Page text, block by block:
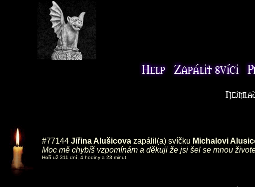
#77144 Jiřina Alušicova zapálil(a) svíčku Michalovi
Moc mě chybíš vzpomínám a děkuji že jsi šel se mnou
Hoří už 311 dní, 4 hodiny a 23 minut.